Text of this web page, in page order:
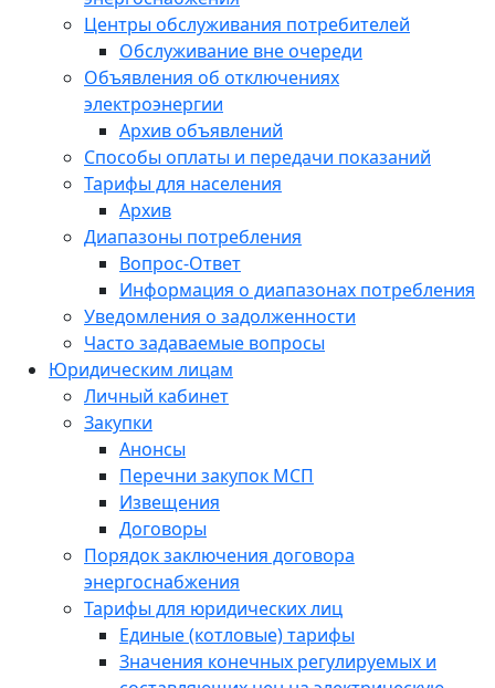
Центры обслуживания потребителей
Обслуживание вне очереди
Объявления об отключениях
электроэнергии
Архив объявлений
Способы оплаты и передачи показаний
Тарифы для населения
Архив
Диапазоны потребления
Вопрос-Ответ
Информация о диапазонах потребления
Уведомления о задолженности
Часто задаваемые вопросы
Юридическим лицам
Личный кабинет
Закупки
Анонсы
Перечни закупок МСП
Извещения
Договоры
Порядок заключения договора
энергоснабжения
Тарифы для юридических лиц
Единые (котловые) тарифы
Значения конечных регулируемых и